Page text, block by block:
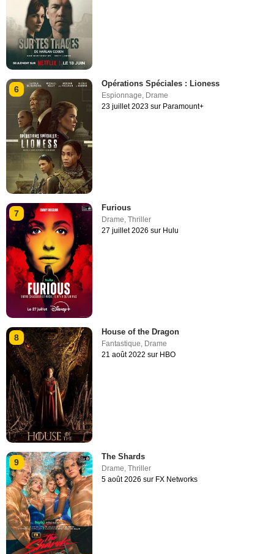
6
Opérations Spéciales : Lioness
Espionnage, Drame
23 juillet 2023 sur Paramount+
7
Furious
Drame,Thriller
27 juillet 2026 sur Hulu
8
House of the Dragon
Fantastique, Drame
21 août 2022 sur HBO
9
The Shards
Drame ,Thriller
5 août 2026 sur FX Networks